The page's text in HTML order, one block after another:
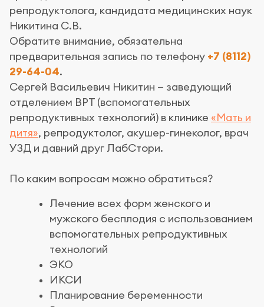
репродуктолога, кандидата медицинских наук
Никитина С.В.
Обратите внимание, обязательна
предварительная запись по телефону +7 (8112)
29-64-04.
Сергей Васильевич Никитин — заведующий
отделением ВРТ (вспомогательных
репродуктивных технологий) в клинике «Мать и
дитя», репродуктолог, акушер-гинеколог, врач
УЗД и давний друг ЛабСтори.
По каким вопросам можно обратиться?
Лечение всех форм женского и
мужского бесплодия с использованием
вспомогательных репродуктивных
технологий
ЭКО
ИКСИ
Планирование беременности